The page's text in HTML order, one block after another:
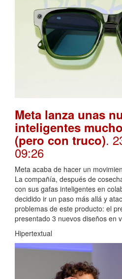
Meta lanza unas
inteligentes
(pero con truco).
09:26
Meta acaba de hacer un
La compañía, después de
con sus gafas inteligentes en
decidido ir un paso más allá y
problemas de este producto: el
presentado 3 nuevos diseños en
Hipertextual